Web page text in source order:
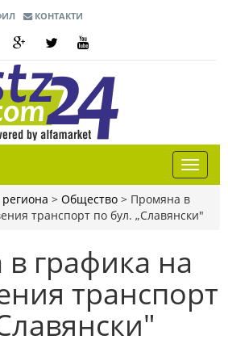
КОНТАКТИ
> Общество > Промяна в
транспорт по бул. „Славянски"
графика на
транспорт